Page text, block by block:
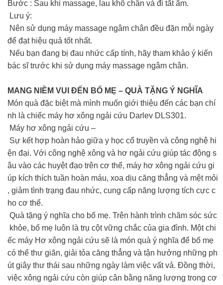
Bước : Sau khi massage, lau khô chân và đi tất ấm.
Lưu ý:
Nên sử dụng máy massage ngâm chân đều đặn mỗi ngày
để đạt hiệu quả tốt nhất.
Nếu bạn đang bị đau nhức cấp tính, hãy tham khảo ý kiến
bác sĩ trước khi sử dụng máy massage ngâm chân.
MANG NIỀM VUI ĐẾN BỐ MẸ – QUÀ TẶNG Ý NGHĨA
Món quà đặc biệt mà mình muốn giới thiệu đến các bạn chí
nh là chiếc máy hơ xông ngải cứu Darlev DLS301.
Máy hơ xông ngải cứu –
Sự kết hợp hoàn hảo giữa y học cổ truyền và công nghệ hi
ện đại. Với công nghệ xông và hơ ngải cứu giúp tác động s
âu vào các huyệt đạo trên cơ thể, máy hơ xông ngải cứu gi
úp kích thích tuần hoàn máu, xoa dịu căng thẳng và mệt mỏi
, giảm tình trạng đau nhức, cung cấp năng lượng tích cực c
ho cơ thể.
Quà tặng ý nghĩa cho bố mẹ. Trên hành trình chăm sóc sức
khỏe, bố mẹ luôn là trụ cột vững chắc của gia đình. Một chi
ếc máy Hơ xông ngải cứu sẽ là món quà ý nghĩa để bố mẹ
có thể thư giãn, giải tỏa căng thẳng và tận hưởng những ph
út giây thư thái sau những ngày làm việc vất vả. Đồng thời,
việc xông ngải cứu còn giúp cân bằng năng lượng trong cơ